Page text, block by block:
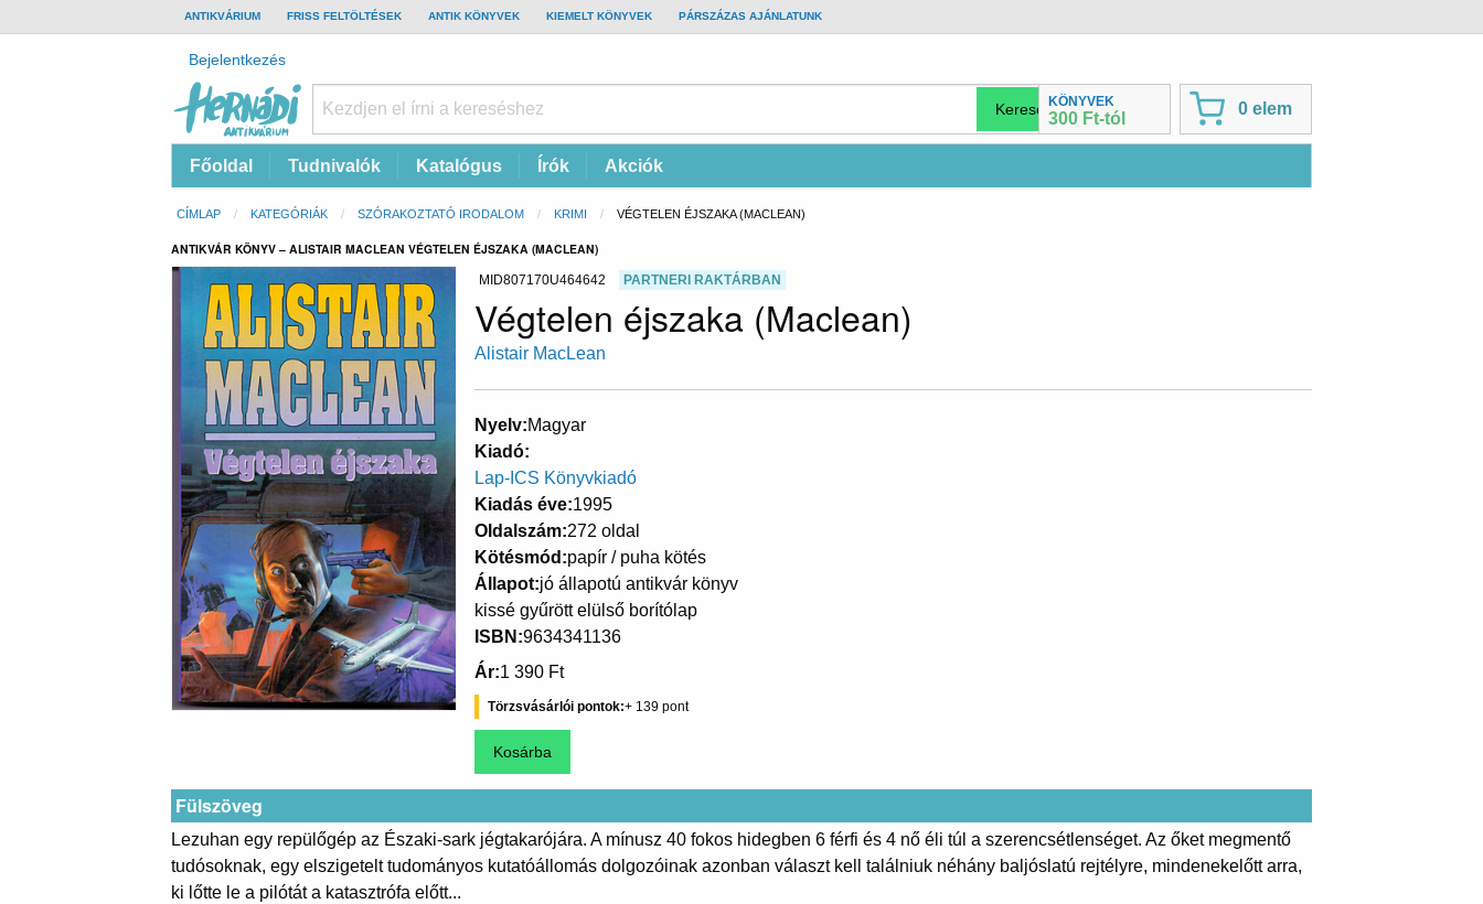
TOP
BAR
ANTIKVÁRIUM FRISS FELTÖLTÉSEK ANTIK KÖNYVEK KIEMELT KÖNYVEK PÁRSZÁZAS AJÁNLATUNK
Felhasználói
fiók
menüje
Bejelentkezés
Antikvárium
Online
KÖNYVEK
300 Ft-tól
0 elem
Fő
navigáció
Főoldal Tudnivalók Katalógus Írók Akciók
Morzsa
CÍMLAP KATEGÓRIÁK SZÓRAKOZTATÓ IRODALOM KRIMI CURRENT:
VÉGTELEN ÉJSZAKA (MACLEAN)
ANTIKVÁR KÖNYV – ALISTAIR MACLEAN VÉGTELEN ÉJSZAKA (MACLEAN)
MID807170U464642 PARTNERI RAKTÁRBAN
Végtelen éjszaka (Maclean)
Alistair MacLean
Nyelv Magyar
Kiadó
Lap-ICS Könyvkiadó
Kiadás éve 1995
Oldalszám 272 oldal
Kötésmód papír / puha kötés
Állapot jó állapotú antikvár könyv
kissé gyűrött elülső borítólap
ISBN 9634341136
Ár 1 390 Ft
Törzsvásárlói pontok 139
Fülszöveg
Lezuhan egy repülőgép az Északi-sark jégtakarójára. A mínusz 40 fokos hidegben 6 férfi és 4 nő éli túl a szerencsétlenséget. Az őket megmentő
tudósoknak, egy elszigetelt tudományos kutatóállomás dolgozóinak azonban választ kell találniuk néhány baljóslatú rejtélyre, mindenekelőtt arra,
ki lőtte le a pilótát a katasztrófa előtt...